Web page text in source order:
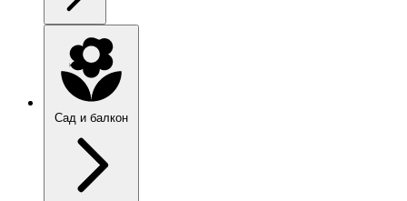
Сад и балкон